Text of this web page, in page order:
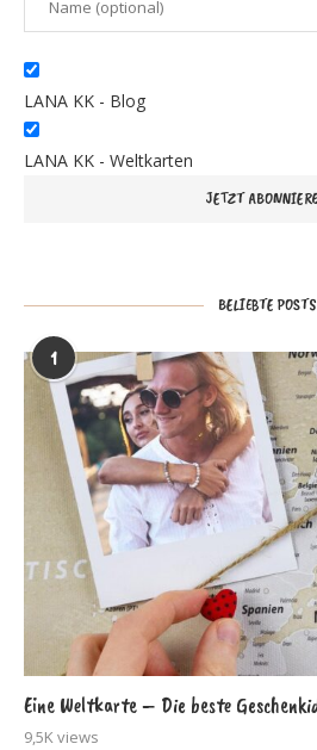
LANA KK - Blog
LANA KK - Weltkarten
BELIEBTE POSTS
1
Eine Weltkarte – Die beste
9,5K views